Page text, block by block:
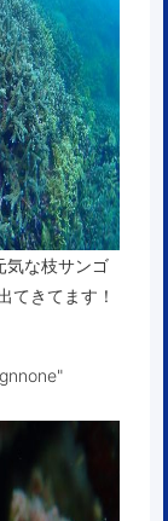
な枝サンゴ
てきてます！